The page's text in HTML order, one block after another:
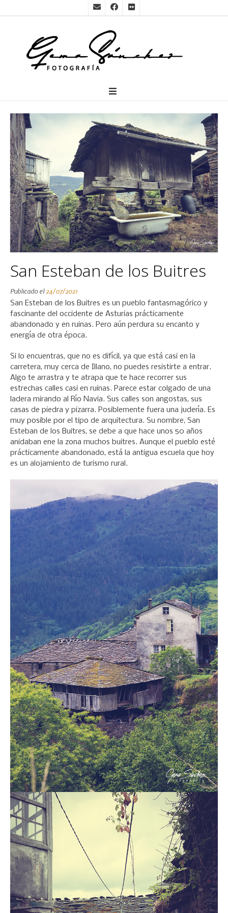
San Esteban de los Buitres
Publicado el24/07/2021
San Esteban de los Buitres es un pueblo fantasmagórico y
fascinante del occidente de Asturias prácticamente
abandonado y en ruinas. Pero aún perdura su encanto y
energía de otra época.
Si lo encuentras, que no es difícil, ya que está casi en la
carretera, muy cerca de Illano, no puedes resistirte a entrar.
Algo te arrastra y te atrapa que te hace recorrer sus
estrechas calles casi en ruinas. Parece estar colgado de una
ladera mirando al Río Navia. Sus calles son angostas, sus
casas de piedra y pizarra. Posiblemente fuera una judería. Es
muy posible por el tipo de arquitectura. Su nombre, San
Esteban de los Buitres, se debe a que hace unos 50 años
anidaban ene la zona muchos buitres. Aunque el pueblo esté
prácticamente abandonado, está la antigua escuela que hoy
es un alojamiento de turismo rural.